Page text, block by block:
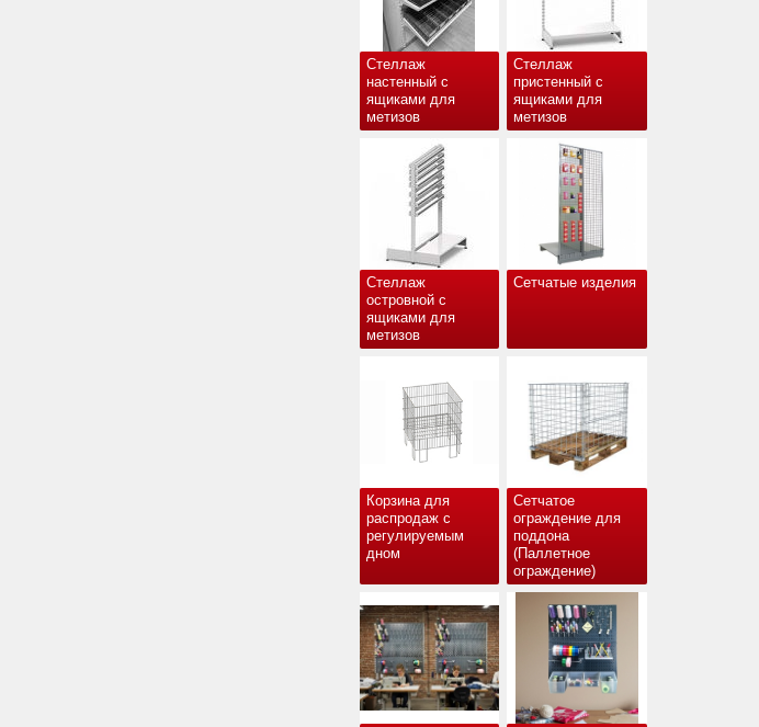
Стеллаж
настенный с
ящиками для
метизов
Стеллаж
пристенный с
ящиками для
метизов
Стеллаж
островной с
ящиками для
метизов
Сетчатые изделия
Корзина для
распродаж с
регулируемым
дном
Сетчатое
ограждение для
поддона
(Паллетное
ограждение)